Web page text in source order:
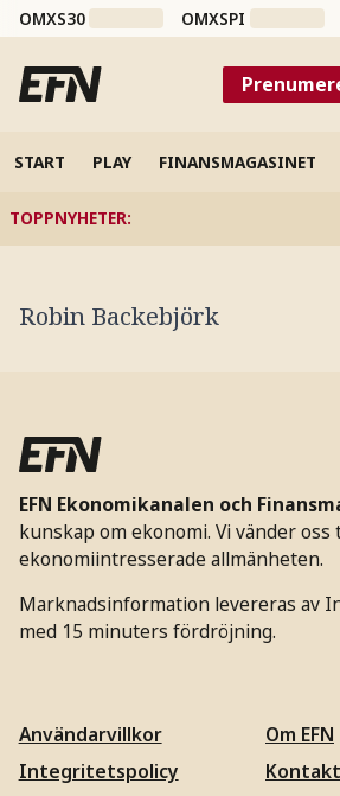
OMXS30 OMXSPI
START PLAY FINANSMAGASINET
TOPPNYHETER:
Robin Backebjörk
EFN Ekonomikanalen och
kunskap om ekonomi. Vi vänder oss
ekonomiintresserade allmänheten.
Marknadsinformation levereras av
med 15 minuters fördröjning.
Användarvillkor
Integritetspolicy
Om EFN